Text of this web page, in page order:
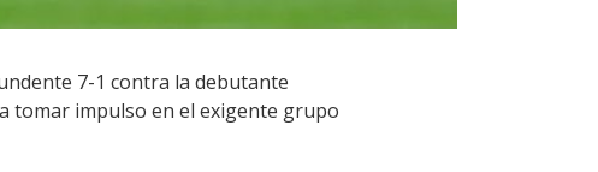
7-1 contra la debutante
tomar impulso en el exigente grupo